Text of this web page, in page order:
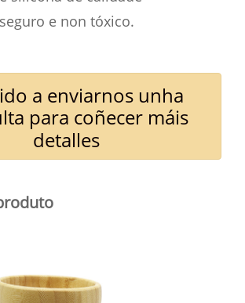
e non tóxico.
a enviarnos unha
para coñecer máis
detalles